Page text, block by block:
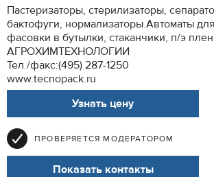
Пастеризаторы, стерилизаторы,
бактофуги, нормализаторы.Автоматы
фасовки в бутылки, стаканчики, п/э
АГРОХИМТЕХНОЛОГИИ
Тел./факс:(495) 287-1250
www.tecnopack.ru
Узнать цену
ПРОВЕРЯЕТСЯ МОДЕРАТОРОМ
Показать контакты